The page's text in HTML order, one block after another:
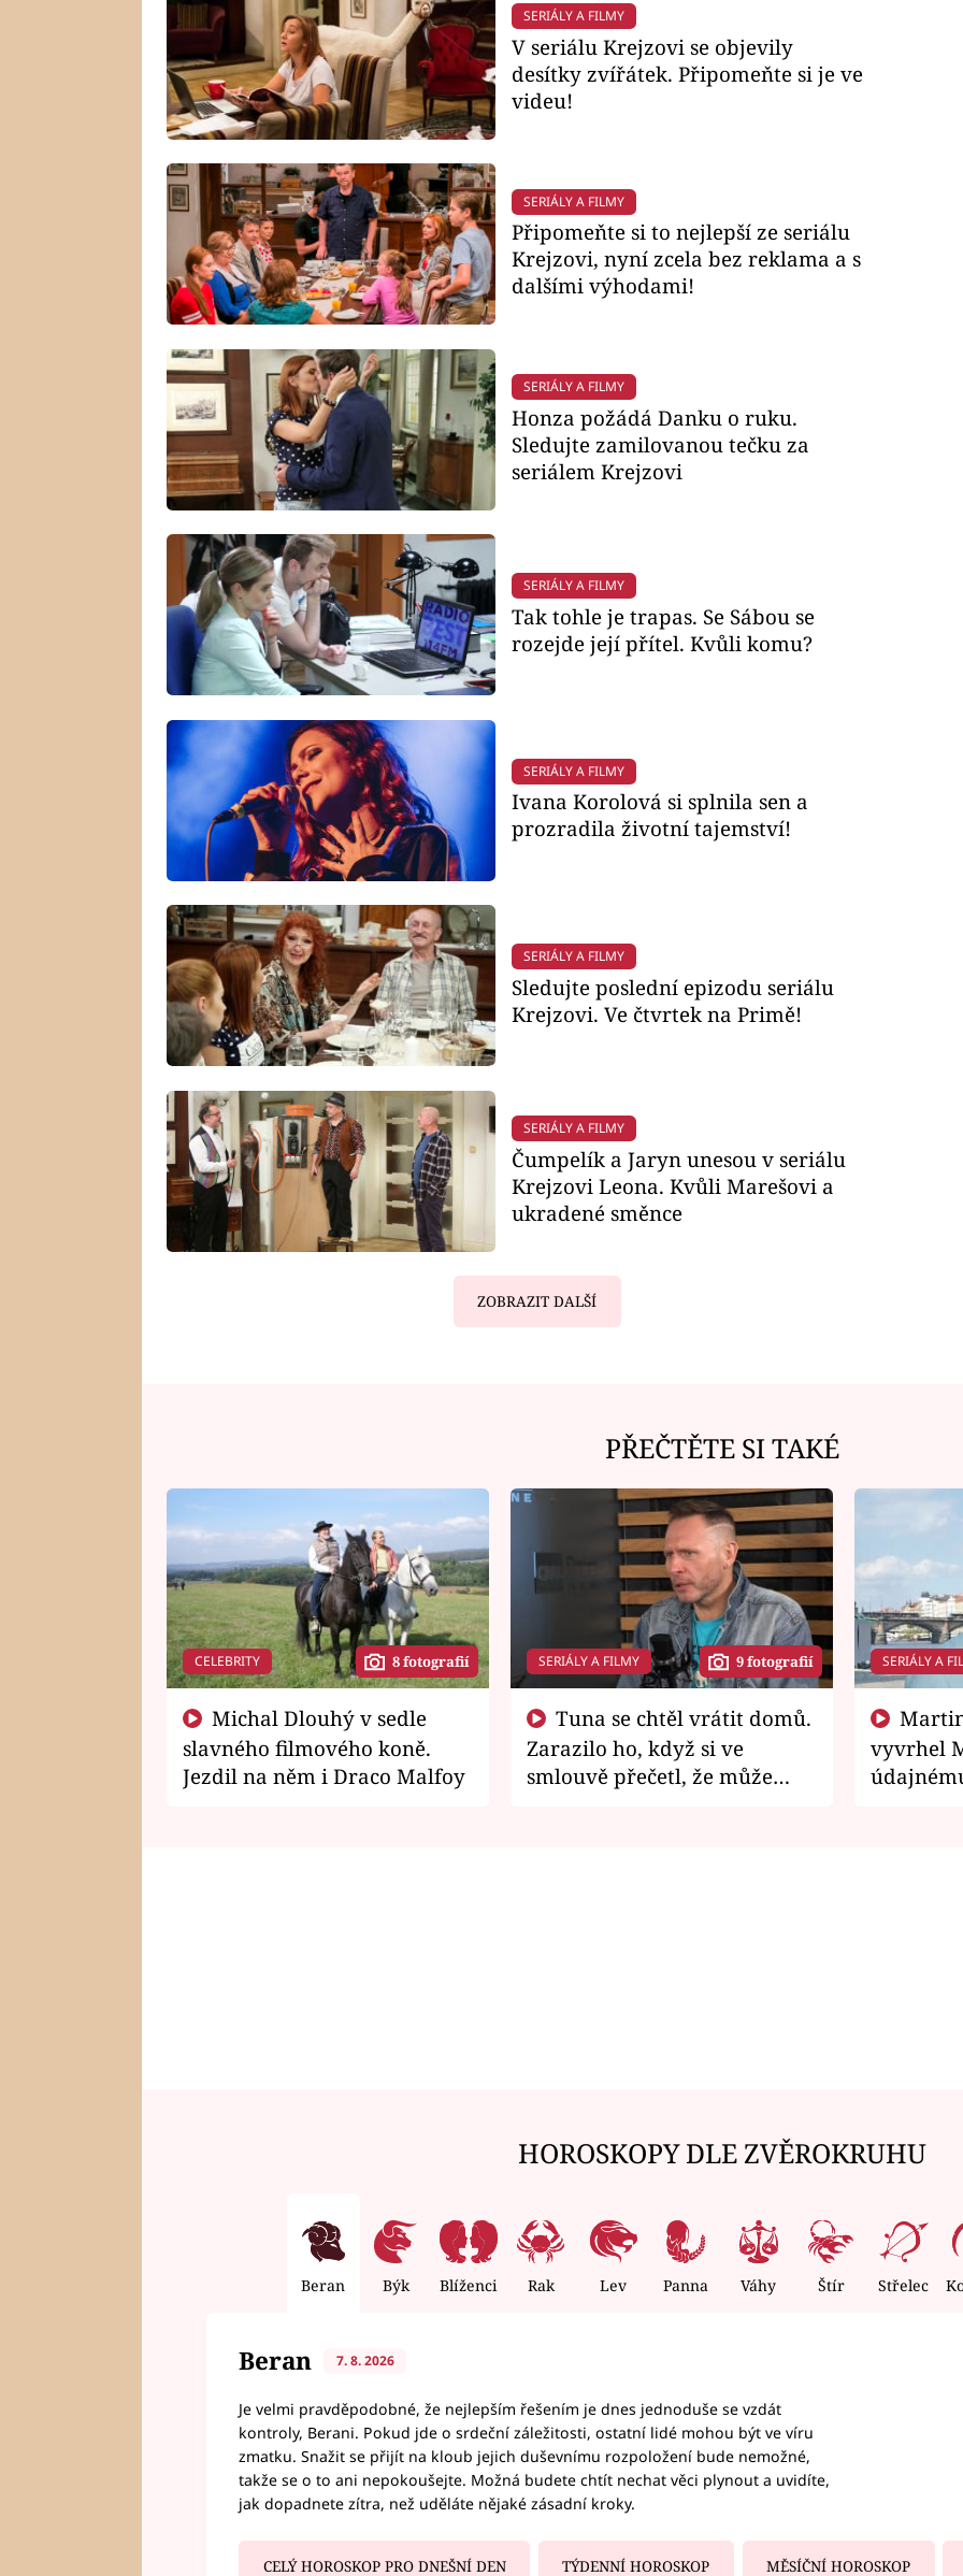
SERIÁLY A FILMY
V seriálu Krejzovi se objevily
desítky zvířátek. Připomeňte si je ve
videu!
SERIÁLY A FILMY
Připomeňte si to nejlepší ze seriálu
Krejzovi, nyní zcela bez reklama a s
dalšími výhodami!
SERIÁLY A FILMY
Honza požádá Danku o ruku.
Sledujte zamilovanou tečku za
seriálem Krejzovi
SERIÁLY A FILMY
Tak tohle je trapas. Se Sábou se
rozejde její přítel. Kvůli komu?
SERIÁLY A FILMY
Ivana Korolová si splnila sen a
prozradila životní tajemství!
SERIÁLY A FILMY
Sledujte poslední epizodu seriálu
Krejzovi. Ve čtvrtek na Primě!
SERIÁLY A FILMY
Čumpelík a Jaryn unesou v seriálu
Krejzovi Leona. Kvůli Marešovi a
ukradené směnce
ZOBRAZIT DALŠÍ
PŘEČTĚTE SI TAKÉ
CELEBRITY 8 fotografií
slavného filmového koně.
Jezdil na něm i Draco Malfoy
SERIÁLY A FILMY 9 fotografií
Zarazilo ho, když si ve
smlouvě přečetl, že může
SERIÁLY A
vyvrhel
HOROSKOPY DLE ZVĚROKRUHU
Beran Býk Blíženci Rak Lev Panna Váhy Štír Střelec
Beran 7. 8. 2026
Je velmi pravděpodobné, že nejlepším řešením je dnes jednoduše se vzdát
kontroly, Berani. Pokud jde o srdeční záležitosti, ostatní lidé mohou být ve víru
zmatku. Snažit se přijít na kloub jejich duševnímu rozpoložení bude nemožné,
takže se o to ani nepokoušejte. Možná budete chtít nechat věci plynout a uvidíte,
jak dopadnete zítra, než uděláte nějaké zásadní kroky.
CELÝ HOROSKOP PRO DNEŠNÍ DEN TÝDENNÍ HOROSKOP MĚSÍČNÍ HOROSKOP